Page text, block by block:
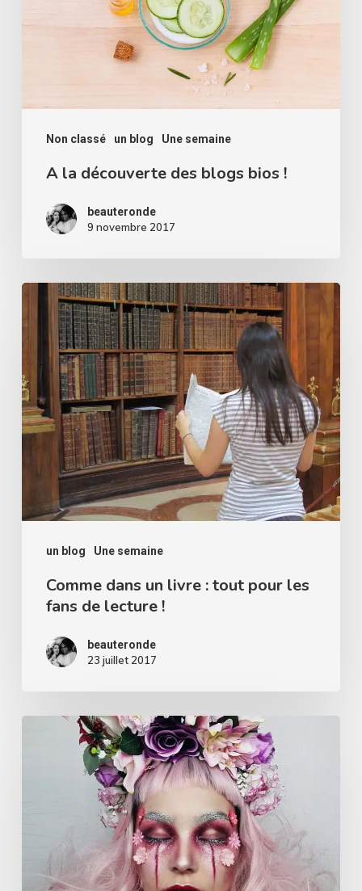
Non classé un blog Une semaine
bios
A la découverte des blogs bios !
beauteronde
9 novembre 2017
un blog Une semaine
Comme
dans
livre
:
tout
fans
lecture
Comme dans un livre : tout pour les
fans de lecture !
beauteronde
23 juillet 2017
MakeupArt:
artistique?